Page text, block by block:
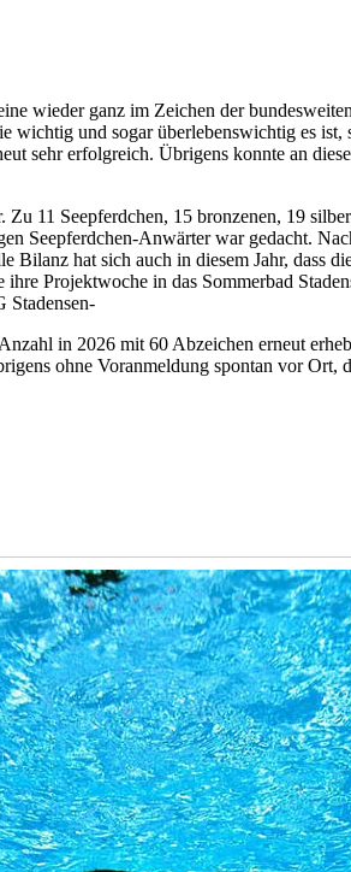
wieder ganz im Zeichen der
und sogar überlebenswichtig es
sehr erfolgreich. Übrigens konnte an
11 Seepferdchen, 15 bronzenen, 19
Seepferdchen-Anwärter war gedacht.
hat sich auch in diesem Jahr, dass
Projektwoche in das Sommerbad
Stadensen-
in 2026 mit 60 Abzeichen erneut
ohne Voranmeldung spontan vor